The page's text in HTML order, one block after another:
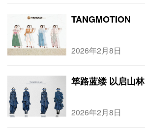
TANGMOTION
2026年2月8日
筚路蓝缕 以启山林
2026年2月8日